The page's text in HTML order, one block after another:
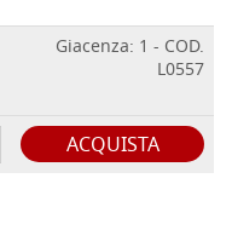
Giacenza: 1 - COD.
L0557
ACQUISTA